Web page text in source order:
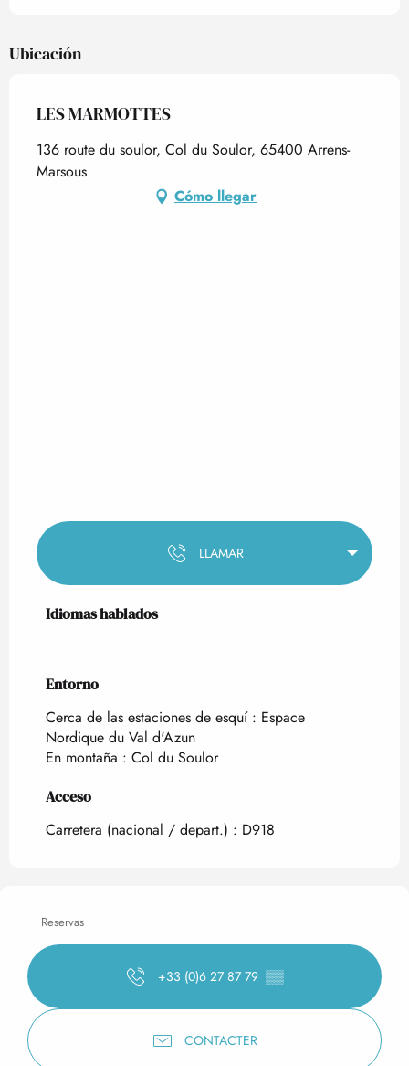
Ubicación
LES MARMOTTES
136 route du soulor, Col du Soulor, 65400 Arrens-
Marsous
Cómo llegar
LLAMAR
Idiomas hablados
Idiomas hablados
Entorno
Entorno
Cerca de las estaciones de esquí : Espace
Nordique du Val d'Azun
En montaña : Col du Soulor
Acceso
Acceso
Carretera (nacional / depart.) : D918
Reservas
+33 (0)6 27 87 79 ▒▒
CONTACTER